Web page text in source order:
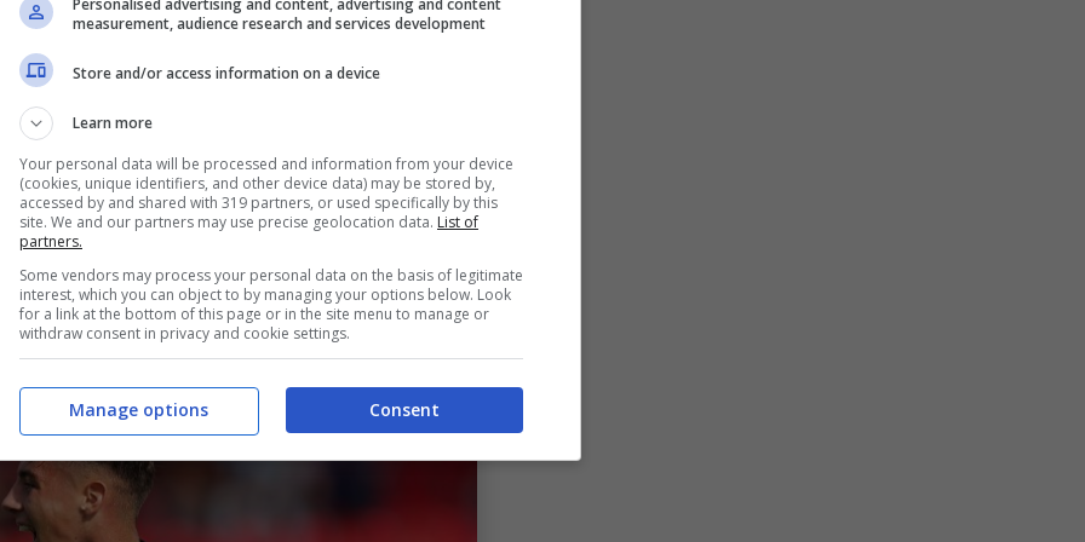
a un passo
il prestito non redditizio al
dall’Italia. Il numero 82 rossoblù saluta
in Spagna. Il suo trasferimento alMallorca
non sono state ancora svelate,
ultimi mesi ha deciso di sposare un
ritornare al top della condizione psicofisica.
Personalised advertising and content, advertising and content
measurement, audience research and services development
Store and/or access information on a device
Learn more
Your personal data will be processed and information from your device
(cookies, unique identifiers, and other device data) may be stored by,
accessed by and shared with 319 partners, or used specifically by this
site. We and our partners may use precise geolocation data. List of
partners.
Some vendors may process your personal data on the basis of legitimate
interest, which you can object to by managing your options below. Look
for a link at the bottom of this page or in the site menu to manage or
withdraw consent in privacy and cookie settings.
Consent
Manage options